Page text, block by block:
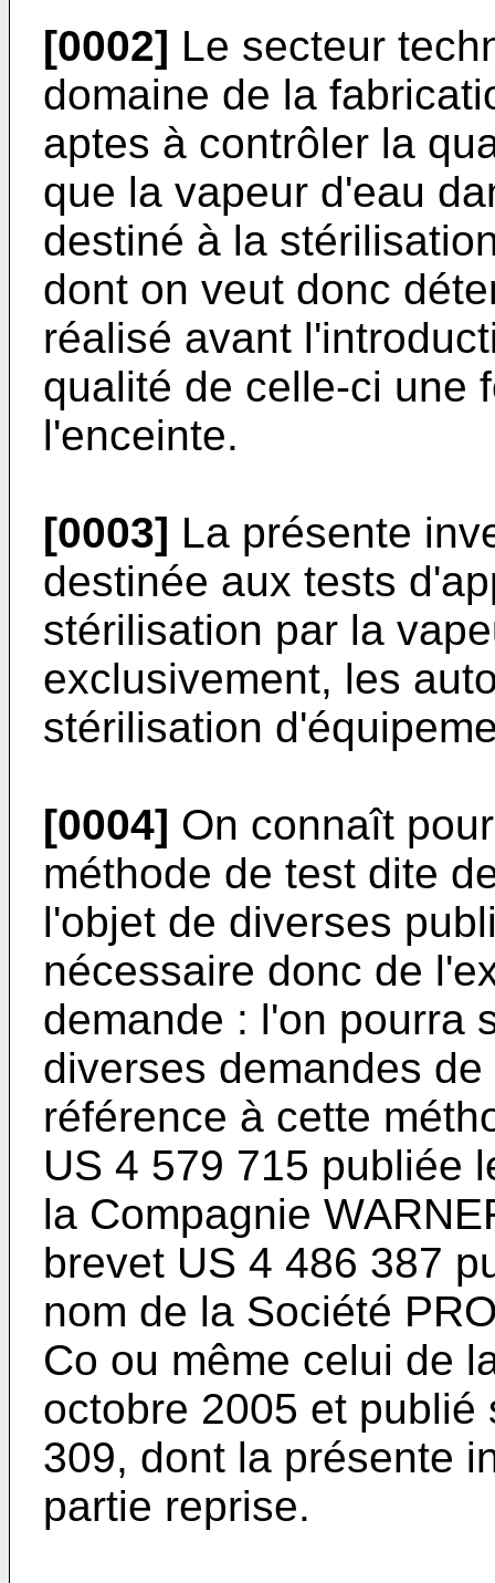
[0002] Le secteur
domaine de la
aptes à contrôler la
que la vapeur d'eau
destiné à la
dont on veut donc
réalisé avant
qualité de celle-ci une
l'enceinte.
[0003] La présente
destinée aux tests
stérilisation par la
exclusivement, les
stérilisation
[0004] On connaît
méthode de test dite
l'objet de diverses
nécessaire donc de
demande : l'on pourra
diverses demandes
référence à cette
US 4 579 715 publiée
la Compagnie
brevet US 4 486 387
nom de la Société
Co ou même celui de
octobre 2005 et
309, dont la présente
partie reprise.